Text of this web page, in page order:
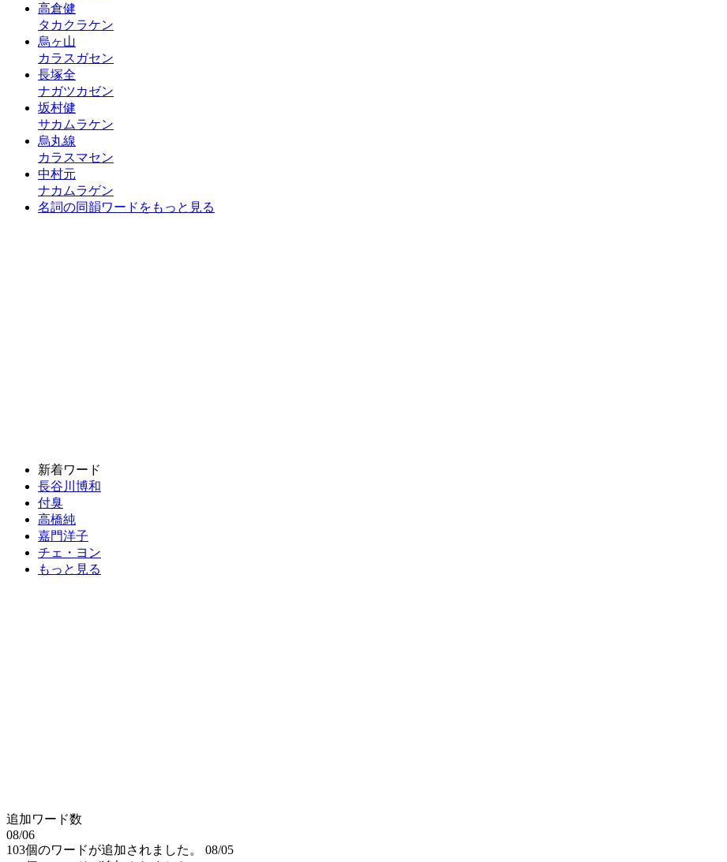
高倉健
タカクラケン
烏ヶ山
カラスガセン
長塚全
ナガツカゼン
坂村健
サカムラケン
烏丸線
カラスマセン
中村元
ナカムラゲン
名詞の同韻ワードをもっと見る
新着ワード
長谷川博和
付臭
高橋純
嘉門洋子
チェ・ヨン
もっと見る
追加ワード数
08/06
103個のワードが追加されました。
08/05